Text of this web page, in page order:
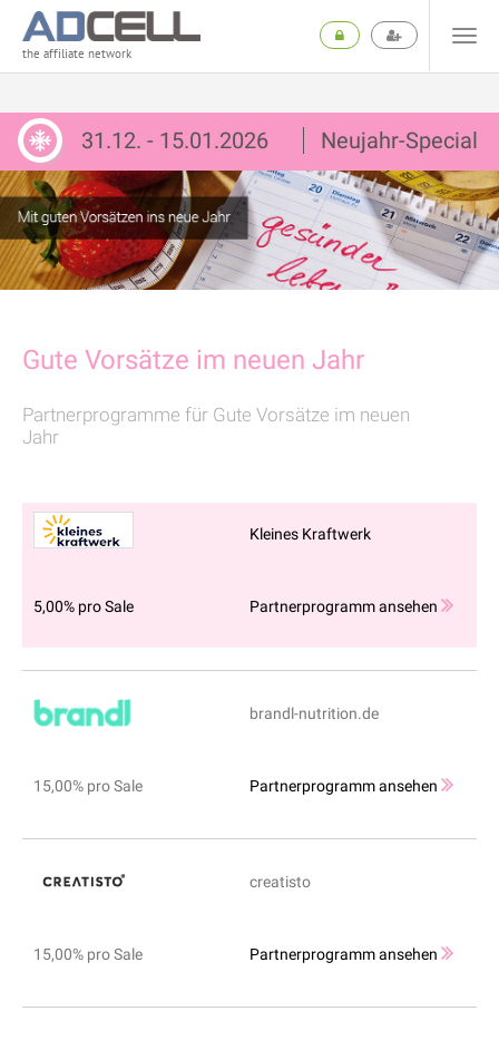
the affiliate network
31.12. - 15.01.2026 Neujahr-Special
Gute Vorsätze im neuen Jahr
Partnerprogramme für Gute Vorsätze im neuen
Jahr
Kleines Kraftwerk
5,00% pro Sale Partnerprogramm ansehen
brandl-nutrition.de
15,00% pro Sale Partnerprogramm ansehen
creatisto
15,00% pro Sale Partnerprogramm ansehen